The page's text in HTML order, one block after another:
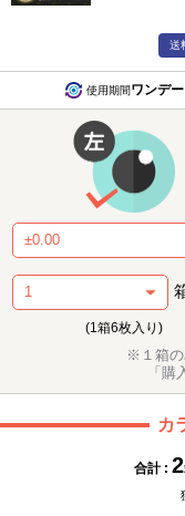
送
使用期間ワンデー
(1箱6枚入り)
※１箱の
「
カ
合計 : 2